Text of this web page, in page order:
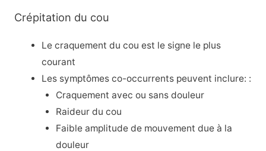
Crépitation du cou
Le craquement du cou est le signe le plus
courant
Les symptômes co-occurrents peuvent inclure: :
Craquement avec ou sans douleur
Raideur du cou
Faible amplitude de mouvement due à la
douleur